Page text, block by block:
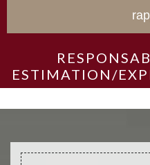
ESTIMATION/